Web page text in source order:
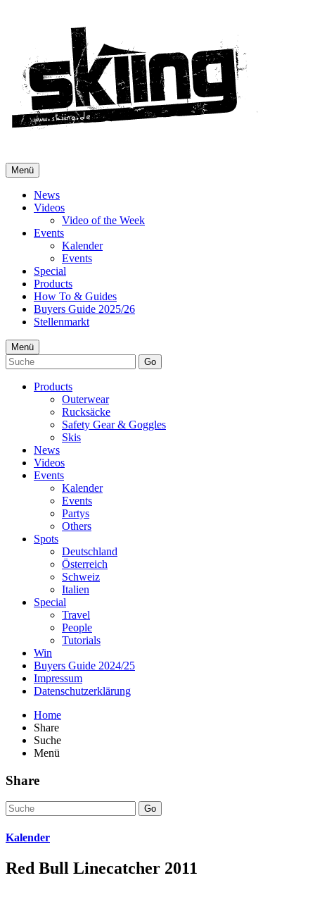
Menü
News
Videos
Video of the Week
Events
Kalender
Events
Special
Products
How To & Guides
Buyers Guide 2025/26
Stellenmarkt
Menü
Go
Products
Outerwear
Rucksäcke
Safety Gear & Goggles
Skis
News
Videos
Events
Kalender
Events
Partys
Others
Spots
Deutschland
Österreich
Schweiz
Italien
Special
Travel
People
Tutorials
Win
Buyers Guide 2024/25
Impressum
Datenschutzerklärung
Home
Share
Suche
Menü
Share
Go
Kalender
Red Bull Linecatcher 2011